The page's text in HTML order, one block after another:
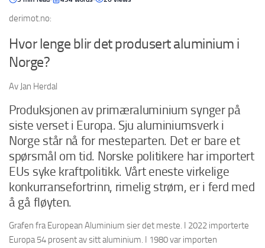
derimot.no:
Hvor lenge blir det produsert aluminium i
Norge?
Av Jan Herdal
Produksjonen av primæraluminium synger på
siste verset i Europa. Sju aluminiumsverk i
Norge står nå for mesteparten. Det er bare et
spørsmål om tid. Norske politikere har importert
EUs syke kraftpolitikk. Vårt eneste virkelige
konkurransefortrinn, rimelig strøm, er i ferd med
å gå fløyten.
Grafen fra European Aluminium sier det meste. I 2022 importerte
Europa 54 prosent av sitt aluminium. I 1980 var importen